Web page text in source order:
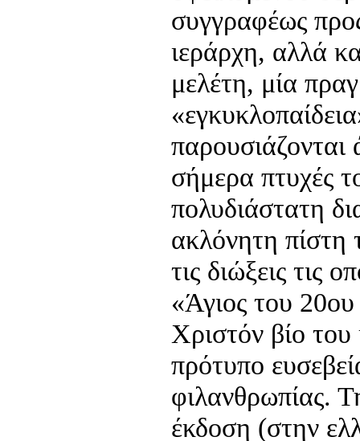
συγγραφέως
ιεράρχη, αλλά
μελέτη, μία
παρουσιάζονται
σήμερα πτυχές
πολυδιάστατη
ακλόνητη πίστη
τις διώξεις τις
«Άγιος του
Χριστόν βίο του
πρότυπο
φιλανθρωπίας.
έκδοση (στην